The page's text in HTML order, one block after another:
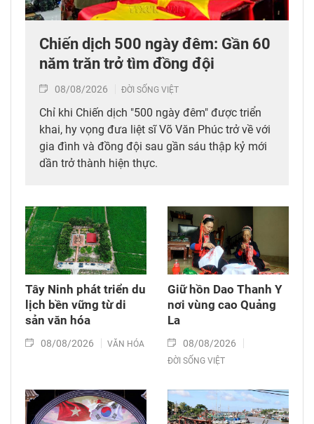
Chiến dịch 500 ngày đêm: Gần 60
năm trăn trở tìm đồng đội
08/08/2026 ĐỜI SỐNG VIỆT
Chỉ khi Chiến dịch "500 ngày đêm" được triển
khai, hy vọng đưa liệt sĩ Võ Văn Phúc trở về với
gia đình và đồng đội sau gần sáu thập kỷ mới
dần trở thành hiện thực.
Tây Ninh phát triển du
lịch bền vững từ di
sản văn hóa
08/08/2026 VĂN HÓA
Giữ hồn Dao Thanh Y
nơi vùng cao Quảng
La
08/08/2026
ĐỜI SỐNG VIỆT